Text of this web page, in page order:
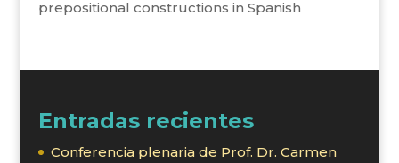
prepositional constructions in Spanish
Entradas recientes
Conferencia plenaria de Prof. Dr. Carmen